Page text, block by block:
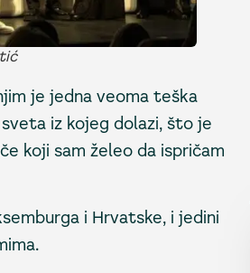
je jedna veoma teška
iz kojeg dolazi, što je
koji sam želeo da ispričam
i Hrvatske, i jedini